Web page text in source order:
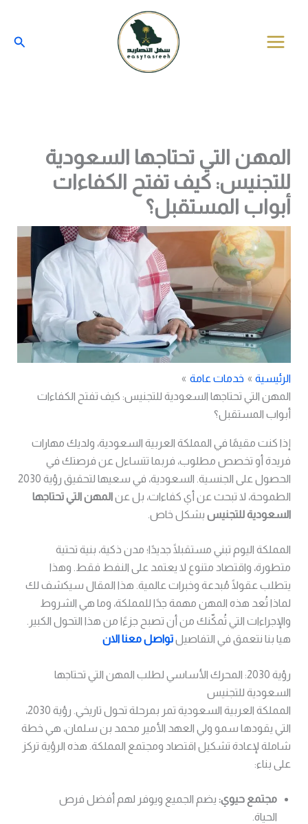
المحتوى
المهن التي تحتاجها السعودية
للتجنيس: كيف تفتح الكفاءات
أبواب المستقبل؟
الرئيسية
خدمات عامة
المهن التي تحتاجها السعودية للتجنيس: كيف تفتح الكفاءات
أبواب المستقبل؟
إذا كنت مقيمًا في المملكة العربية السعودية، ولديك مهارات
فريدة أو تخصص مطلوب، فربما تتساءل عن فرصتك في
الحصول على الجنسية. السعودية، في سعيها لتحقيق رؤية 2030
الطموحة، لا تبحث عن أي كفاءات، بل عنالمهن التي تحتاجها
السعودية للتجنيسبشكل خاص.
المملكة اليوم تبني مستقبلًا جديدًا؛ مدن ذكية، بنية تحتية
متطورة، واقتصاد متنوع لا يعتمد على النفط فقط. وهذا
يتطلب عقولًا مُبدعة وخبرات عالمية. هذا المقال سيكشف لك
لماذا تُعد هذه المهن مهمة جدًا للمملكة، وما هي الشروط
والإجراءات التي تُمكّنك من أن تصبح جزءًا من هذا التحول الكبير.
هيا بنا نتعمق في التفاصيلتواصل معنا الان
رؤية 2030: المحرك الأساسي لطلب المهن التي تحتاجها
السعودية للتجنيس
المملكة العربية السعودية تمر بمرحلة تحول تاريخي. رؤية 2030،
التي يقودها سمو ولي العهد الأمير محمد بن سلمان، هي خطة
شاملة لإعادة تشكيل اقتصاد ومجتمع المملكة. هذه الرؤية تركز
على بناء:
مجتمع حيوي: يضم الجميع ويوفر لهم أفضل فرص
الحياة.